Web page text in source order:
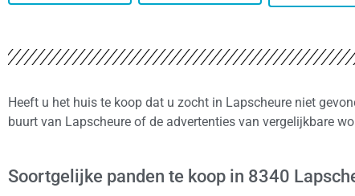
Heeft u het huis te koop dat u zocht in Lapscheure niet
buurt van Lapscheure of de advertenties van vergelijkbare
Soortgelijke panden te koop in 8340